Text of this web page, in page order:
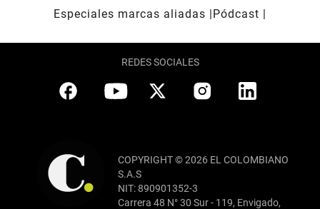
Especiales marcas aliadas
Pódcast
REDES SOCIALES
COPYRIGHT © 2026 EL COLOMBIANO
S.A.S
NIT: 890901352-3
Carrera 48 N° 30 Sur - 119, Envigado,